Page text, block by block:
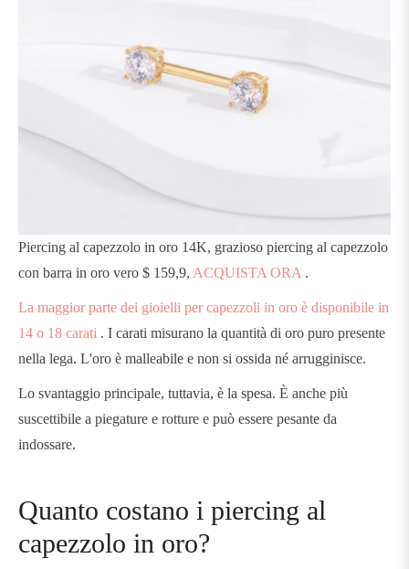
Piercing al capezzolo in oro 14K, grazioso piercing al capezzolo
con barra in oro vero $ 159,9, ACQUISTA ORA .
La maggior parte dei gioielli per capezzoli in oro è disponibile in
14 o 18 carati . I carati misurano la quantità di oro puro presente
nella lega. L'oro è malleabile e non si ossida né arrugginisce.
Lo svantaggio principale, tuttavia, è la spesa. È anche più
suscettibile a piegature e rotture e può essere pesante da
indossare.
Quanto costano i piercing al
capezzolo in oro?